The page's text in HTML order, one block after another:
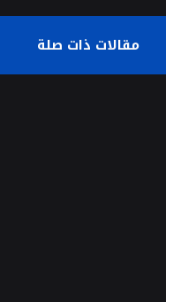
مقالات ذات صلة